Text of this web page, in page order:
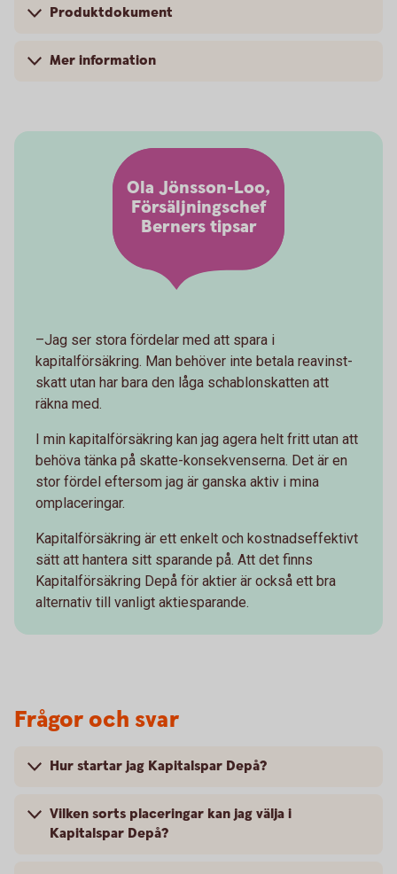
Produktdokument
Mer information
Ola Jönsson-Loo,
Försäljningschef
Berners tipsar
–Jag ser stora fördelar med att spara i
kapitalförsäkring. Man behöver inte betala reavinst-
skatt utan har bara den låga schablonskatten att
räkna med.
I min kapitalförsäkring kan jag agera helt fritt utan att
behöva tänka på skatte-konsekvenserna. Det är en
stor fördel eftersom jag är ganska aktiv i mina
omplaceringar.
Kapitalförsäkring är ett enkelt och kostnadseffektivt
sätt att hantera sitt sparande på. Att det finns
Kapitalförsäkring Depå för aktier är också ett bra
alternativ till vanligt aktiesparande.
Frågor och svar
Hur startar jag Kapitalspar Depå?
Vilken sorts placeringar kan jag välja i
Kapitalspar Depå?